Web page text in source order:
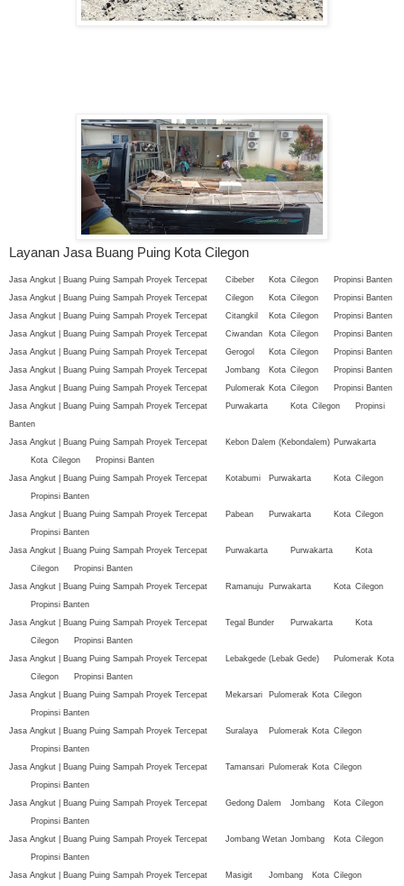
Layanan Jasa Buang Puing Kota Cilegon
Jasa Angkut | Buang Puing Sampah Proyek Tercepat Cibeber Kota Cilegon
Propinsi Banten
Jasa Angkut | Buang Puing Sampah Proyek Tercepat
Cilegon Kota Cilegon
Propinsi Banten
Jasa Angkut | Buang Puing Sampah Proyek Tercepat
Citangkil Kota Cilegon
Propinsi Banten
Jasa Angkut | Buang Puing Sampah Proyek Tercepat
Ciwandan Kota Cilegon
Propinsi Banten
Jasa Angkut | Buang Puing Sampah Proyek Tercepat
Gerogol Kota Cilegon
Propinsi Banten
Jasa Angkut | Buang Puing Sampah Proyek Tercepat
Jombang Kota Cilegon
Propinsi Banten
Jasa Angkut | Buang Puing Sampah Proyek Tercepat
Pulomerak Kota Cilegon
Propinsi Banten
Jasa Angkut | Buang Puing Sampah Proyek Tercepat
Purwakarta Kota Cilegon
Propinsi
Banten
Jasa Angkut | Buang Puing Sampah Proyek Tercepat
Kebon Dalem (Kebondalem) Purwakarta
Kota Cilegon
Propinsi Banten
Jasa Angkut | Buang Puing Sampah Proyek Tercepat
Kotabumi Purwakarta Kota Cilegon
Propinsi Banten
Jasa Angkut | Buang Puing Sampah Proyek Tercepat
Pabean Purwakarta Kota Cilegon
Propinsi Banten
Jasa Angkut | Buang Puing Sampah Proyek Tercepat
Purwakarta Purwakarta
Kota
Cilegon
Propinsi Banten
Jasa Angkut | Buang Puing Sampah Proyek Tercepat
Ramanuju Purwakarta Kota Cilegon
Propinsi Banten
Jasa Angkut | Buang Puing Sampah Proyek Tercepat
Tegal Bunder Purwakarta
Kota
Cilegon
Propinsi Banten
Jasa Angkut | Buang Puing Sampah Proyek Tercepat
Lebakgede (Lebak Gede) Pulomerak Kota
Cilegon
Propinsi Banten
Jasa Angkut | Buang Puing Sampah Proyek Tercepat
Mekarsari Pulomerak Kota Cilegon
Propinsi Banten
Jasa Angkut | Buang Puing Sampah Proyek Tercepat
Suralaya Pulomerak Kota Cilegon
Propinsi Banten
Jasa Angkut | Buang Puing Sampah Proyek Tercepat
Tamansari Pulomerak Kota Cilegon
Propinsi Banten
Jasa Angkut | Buang Puing Sampah Proyek Tercepat
Gedong Dalem Jombang Kota Cilegon
Propinsi Banten
Jasa Angkut | Buang Puing Sampah Proyek Tercepat
Jombang Wetan Jombang Kota Cilegon
Propinsi Banten
Jasa Angkut | Buang Puing Sampah Proyek Tercepat
Masigit Jombang Kota Cilegon